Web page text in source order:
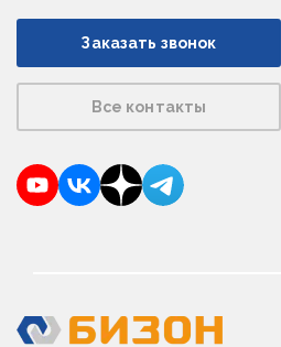
Заказать звонок
Все контакты
YouTubeVKontakte
DzenTelegram